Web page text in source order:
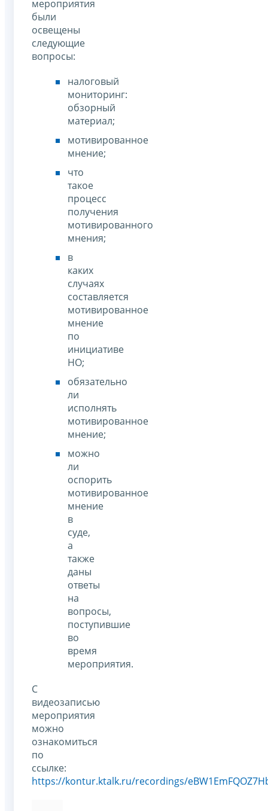
мероприятия
были
освещены
следующие
вопросы:
налоговый
мониторинг:
обзорный
материал;
мотивированное
мнение;
что
такое
процесс
получения
мотивированного
мнения;
в
каких
случаях
составляется
мотивированное
мнение
по
инициативе
НО;
обязательно
ли
исполнять
мотивированное
мнение;
можно
ли
оспорить
мотивированное
мнение
в
суде,
а
также
даны
ответы
на
вопросы,
поступившие
во
время
мероприятия.
С
видеозаписью
мероприятия
можно
ознакомиться
по
ссылке:
https://kontur.ktalk.ru/recordings/